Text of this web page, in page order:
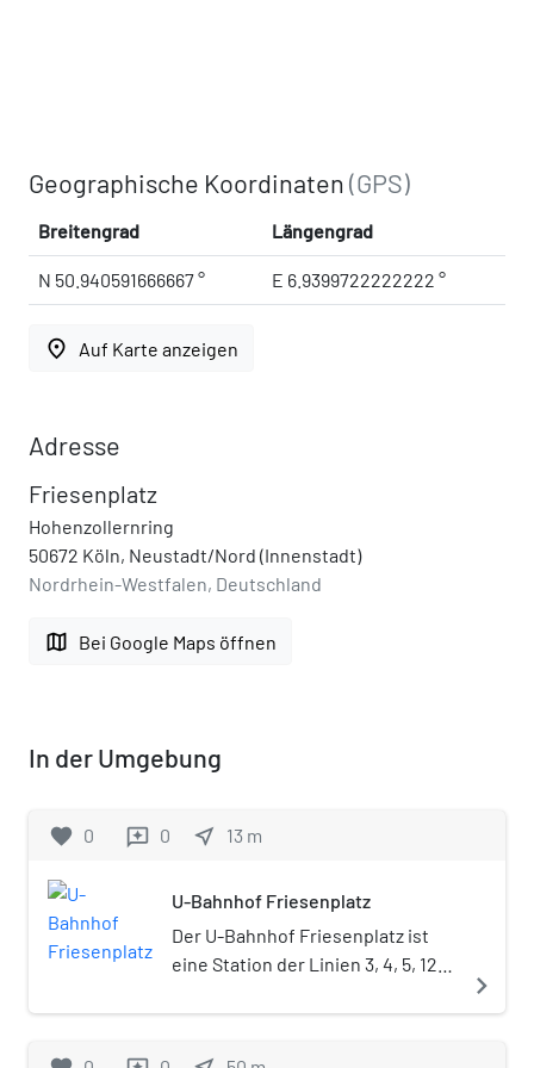
Geographische Koordinaten(GPS)
Breitengrad Längengrad
N 50.940591666667 ° E 6.9399722222222 °
place Auf Karte anzeigen
Adresse
Friesenplatz
Hohenzollernring
50672 Köln, Neustadt/Nord (Innenstadt)
Nordrhein-Westfalen, Deutschland
map Bei Google Maps öffnen
In der Umgebung
favorite 0 reviews 0 near_me 13 m
U-Bahnhof Friesenplatz
Der U-Bahnhof Friesenplatz ist
eine Station der Linien 3, 4, 5, 12
ein viergleisiger unterirdischer
navigate_next